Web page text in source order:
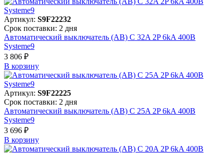
Артикул: S9F22232
Срок поставки: 2 дня
Автоматический выключатель (АВ) C 32A 2P 6kA 400В
Systeme9
3 806 ₽
В корзинy
Артикул: S9F22225
Срок поставки: 2 дня
Автоматический выключатель (АВ) C 25A 2P 6kA 400В
Systeme9
3 696 ₽
В корзинy